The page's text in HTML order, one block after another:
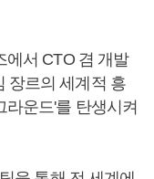
에서 CTO 겸 개발
장르의 세계적 흥
운드'를 탄생시켜